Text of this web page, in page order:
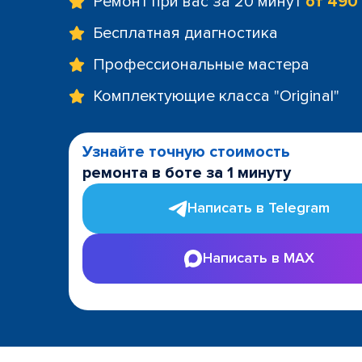
Бесплатная диагностика
Профессиональные мастера
Комплектующие класса "Original"
Узнайте точную стоимость
ремонта в боте за 1 минуту
Написать в Telegram
Написать в MAX